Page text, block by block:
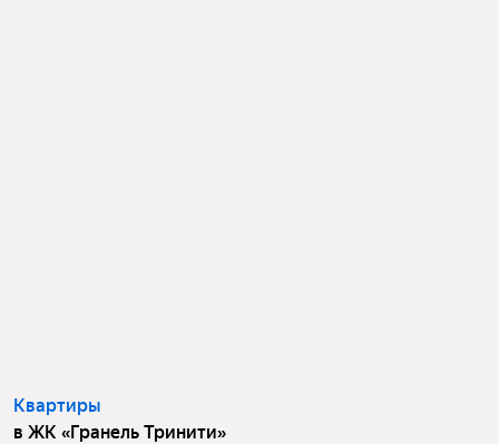
Квартиры
в ЖК «Гранель Тринити»